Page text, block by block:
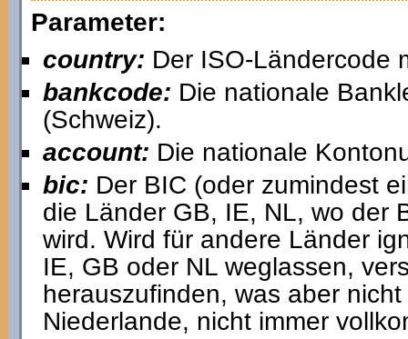
Parameter:
country: Der ISO-Ländercode
bankcode: Die nationale
(Schweiz).
account: Die nationale
bic: Der BIC (oder zumindest
die Länder GB, IE, NL, wo der
wird. Wird für andere Länder
IE, GB oder NL weglassen,
herauszufinden, was aber
Niederlande, nicht immer